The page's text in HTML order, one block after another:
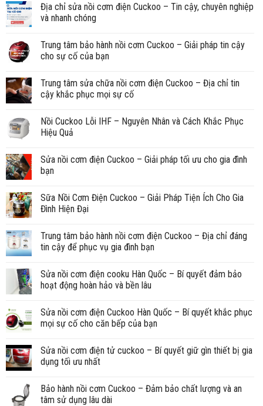
Địa chỉ sửa nồi cơm điện Cuckoo – Tin cậy, chuyên nghiệp
và nhanh chóng
Trung tâm bảo hành nồi cơm Cuckoo – Giải pháp tin cậy
cho sự cố của bạn
Trung tâm sửa chữa nồi cơm điện Cuckoo – Địa chỉ tin
cậy khắc phục mọi sự cố
Nồi Cuckoo Lỗi IHF – Nguyên Nhân và Cách Khắc Phục
Hiệu Quả
Sửa nồi cơm điện Cuckoo – Giải pháp tối ưu cho gia đình
bạn
Sữa Nồi Cơm Điện Cuckoo – Giải Pháp Tiện Ích Cho Gia
Đình Hiện Đại
Trung tâm bảo hành nồi cơm điện Cuckoo – Địa chỉ đáng
tin cậy để phục vụ gia đình bạn
Sửa nồi cơm điện cooku Hàn Quốc – Bí quyết đảm bảo
hoạt động hoàn hảo và bền lâu
Sửa nồi cơm điện Cuckoo Hàn Quốc – Bí quyết khắc phục
mọi sự cố cho căn bếp của bạn
Sửa nồi cơm điện tử cuckoo – Bí quyết giữ gìn thiết bị gia
dụng tối ưu nhất
Bảo hành nồi cơm Cuckoo – Đảm bảo chất lượng và an
tâm sử dụng lâu dài